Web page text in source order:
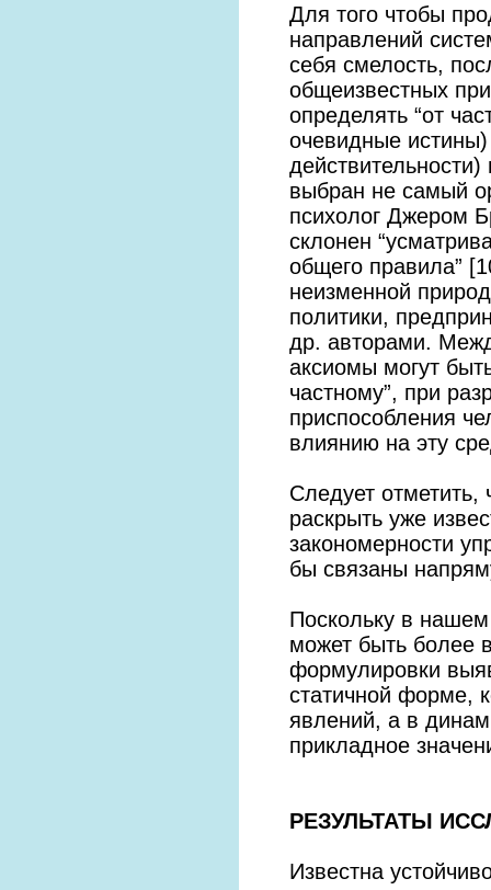
Для того чтобы
направлений
себя смелость,
общеизвестных
определять “от
очевидные
выбран не самый
психолог Джером
склонен
общего правила”
неизменной
политики,
др. авторами.
аксиомы могут
частному”, при
приспособления
влиянию на эту
Следует отметить,
раскрыть уже
закономерности
бы связаны
Поскольку в
может быть более
формулировки
статичной форме,
явлений, а в
прикладное
РЕЗУЛЬТАТЫ
Известна